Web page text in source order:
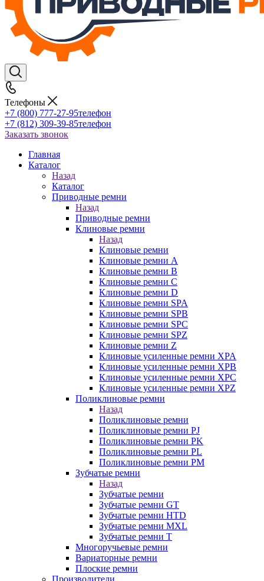
Телефоны
+7 (800) 777-27-95телефон
+7 (812) 309-39-85телефон
Заказать звонок
Главная
Каталог
Назад
Каталог
Приводные ремни
Назад
Приводные ремни
Клиновые ремни
Назад
Клиновые ремни
Клиновые ремни A
Клиновые ремни B
Клиновые ремни C
Клиновые ремни D
Клиновые ремни SPA
Клиновые ремни SPB
Клиновые ремни SPC
Клиновые ремни SPZ
Клиновые ремни Z
Клиновые усиленные ремни XPA
Клиновые усиленные ремни XPB
Клиновые усиленные ремни XPC
Клиновые усиленные ремни XPZ
Поликлиновые ремни
Назад
Поликлиновые ремни
Поликлиновые ремни PJ
Поликлиновые ремни PK
Поликлиновые ремни PL
Поликлиновые ремни PM
Зубчатые ремни
Назад
Зубчатые ремни
Зубчатые ремни GT
Зубчатые ремни HTD
Зубчатые ремни MXL
Зубчатые ремни Т
Многоручьевые ремни
Вариаторные ремни
Плоские ремни
Производители